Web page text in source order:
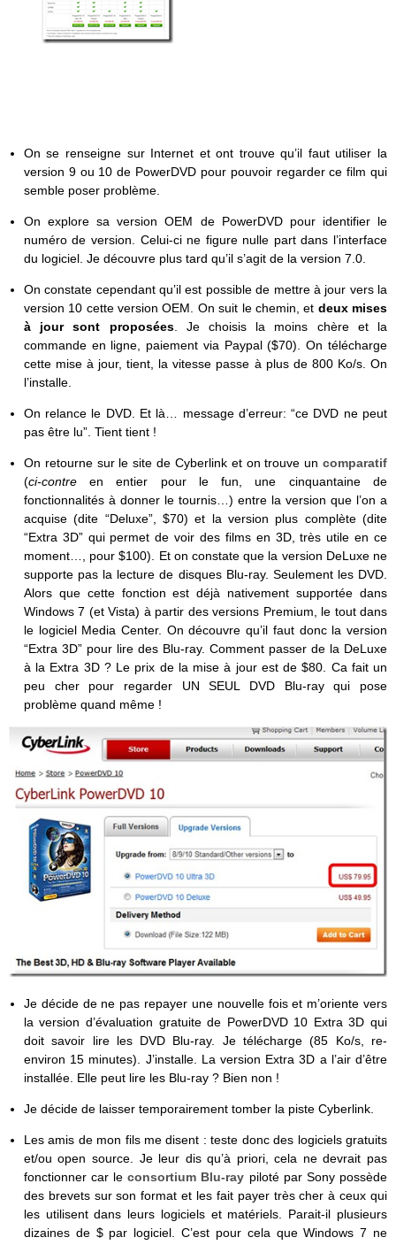
On se renseigne sur Internet et ont trouve qu’il faut utiliser la
version 9 ou 10 de PowerDVD pour pouvoir regarder ce film qui
semble poser problème.
On explore sa version OEM de PowerDVD pour identifier le
numéro de version. Celui-ci ne figure nulle part dans l’interface
du logiciel. Je découvre plus tard qu’il s’agit de la version 7.0.
On constate cependant qu’il est possible de mettre à jour vers la
version 10 cette version OEM. On suit le chemin, et deux mises
à jour sont proposées. Je choisis la moins chère et la
commande en ligne, paiement via Paypal ($70). On télécharge
cette mise à jour, tient, la vitesse passe à plus de 800 Ko/s. On
l’installe.
On relance le DVD. Et là… message d’erreur: “ce DVD ne peut
pas être lu”. Tient tient !
On retourne sur le site de Cyberlink et on trouve un comparatif
(ci-contreen entier pour le fun, une cinquantaine de
fonctionnalités à donner le tournis…) entre la version que l’on a
acquise (dite “Deluxe”, $70) et la version plus complète (dite
“Extra 3D” qui permet de voir des films en 3D, très utile en ce
moment…, pour $100). Et on constate que la version DeLuxe ne
supporte pas la lecture de disques Blu-ray. Seulement les DVD.
Alors que cette fonction est déjà nativement supportée dans
Windows 7 (et Vista) à partir des versions Premium, le tout dans
le logiciel Media Center. On découvre qu’il faut donc la version
“Extra 3D” pour lire des Blu-ray. Comment passer de la DeLuxe
à la Extra 3D ? Le prix de la mise à jour est de $80. Ca fait un
peu cher pour regarder UN SEUL DVD Blu-ray qui pose
problème quand même !
Je décide de ne pas repayer une nouvelle fois et m’oriente vers
la version d’évaluation gratuite de PowerDVD 10 Extra 3D qui
doit savoir lire les DVD Blu-ray. Je télécharge (85 Ko/s, re-
environ 15 minutes). J’installe. La version Extra 3D a l’air d’être
installée. Elle peut lire les Blu-ray ? Bien non !
Je décide de laisser temporairement tomber la piste Cyberlink.
Les amis de mon fils me disent : teste donc des logiciels gratuits
et/ou open source. Je leur dis qu’à priori, cela ne devrait pas
fonctionner car leconsortium Blu-ray piloté par Sony possède
des brevets sur son format et les fait payer très cher à ceux qui
les utilisent dans leurs logiciels et matériels. Parait-il plusieurs
dizaines de $ par logiciel. C’est pour cela que Windows 7 ne